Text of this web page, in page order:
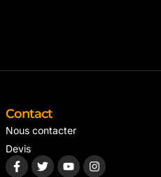
Contact
Nous contacter
Devis